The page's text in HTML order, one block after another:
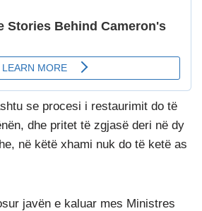
se procesi i restaurimit do të
dhe pritet të zgjasë deri në dy
në këtë xhami nuk do të ketë as
javën e kaluar mes Ministres